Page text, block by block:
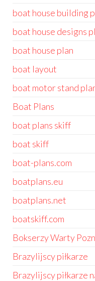
boat house building
boat house designs
boat house plan
boat layout
boat motor stand
Boat Plans
boat plans skiff
boat skiff
boat-plans.com
boatplans.eu
boatplans.net
boatskiff.com
Bokserzy Warty
Brazylijscy piłkarze
Brazylijscy piłkarze